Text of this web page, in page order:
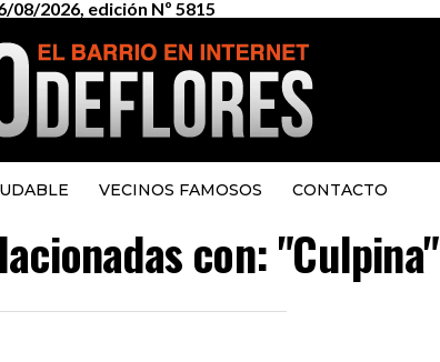
08/2026, edición Nº 5815
VECINOS FAMOSOS CONTACTO
con: "Culpina"